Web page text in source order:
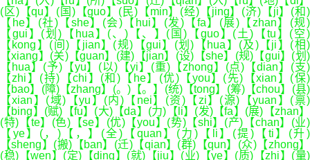
(区)【qu】(国)【guo】(民)【min】(经)【jing】(济)【ji】(和)
【he】(社)【she】(会)【hui】(发)【fa】(展)【zhan】(规)
【gui】(划)【hua】(、)【、】(国)【guo】(土)【tu】(空)
【kong】(间)【jian】(规)【gui】(划)【hua】(及)【ji】(相)
【xiang】(关)【guan】(建)【jian】(设)【she】(规)【gui】(划)
【hua】(予)【yu】(以)【yi】(重)【zhong】(点)【dian】(支)
【zhi】(持)【chi】(和)【he】(优)【you】(先)【xian】(保)
【bao】(障)【zhang】(。)【。】(统)【tong】(筹)【chou】(县)
【xian】(域)【yu】(内)【nei】(资)【zi】(源)【yuan】(禀)
【bing】(赋)【fu】(大)【da】(力)【li】(发)【fa】(展)【zhan】
(特)【te】(色)【se】(优)【you】(势)【shi】(产)【chan】(业)
【ye】(，)【，】(全)【quan】(力)【li】(提)【ti】(升)
【sheng】(搬)【ban】(迁)【qian】(群)【qun】(众)【zhong】
(稳)【wen】(定)【ding】(就)【jiu】(业)【ye】(质)【zhi】(量)